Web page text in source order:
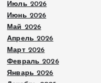
Июль 2026
Июнь 2026
Май 2026
Апрель 2026
Март 2026
Февраль 2026
Январь 2026